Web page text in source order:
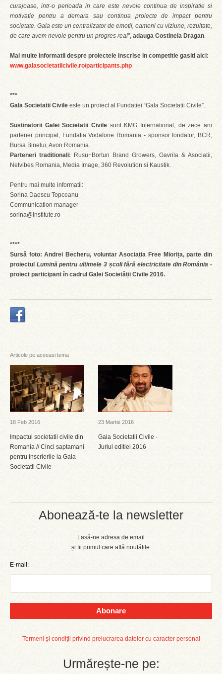
Abonează-te la newsletter
Lasă-ne adresa de email
și fii primul care află noutățile.
E-mail:
Abonare
Termeni și condiții privind prelucrarea datelor cu caracter personal
Urmărește-ne pe:
curajoase, intr-o perioada in care este nevoie continua de inspiratie si
motivatie pentru a demara sau continua proiecte de impact pentru
societate. Gala este un centralizator de emotii, oameni cu viziune, rezultate,
de care avem nevoie pentru un progres real”, adauga Costinela Dragan.
Mai multe informatii despre proiectele inscrise in competitie gasiti aici:
www.galasocietatiicivile.ro/participants.php
***
Gala Societatii Civile este un proiect al Fundatiei “Gala Societatii Civile”.
Sustinatorii Galei Societatii Civile sunt KMG International, de zece ani
partener principal, Fundatia Vodafone Romania - sponsor fondator, BCR,
Bursa Binelui, Avon Romania.
Parteneri traditionali: Rusu+Bortun Brand Growers, Gavrila & Asociatii,
Netvibes Romania, Media Image, 360 Revolution si Kaustik.
Pentru mai multe informatii:
Sorina Daescu Topceanu
Communication manager
sorina@institute.ro
****
Sursă foto: Andrei Becheru, voluntarAsociația Free Miorița, parte din
proiectul Lumină pentru ultimele 3 școli fără electricitate din România -
proiect participant în cadrul Galei Societății Civile 2016.
Articole pe aceeasi tema
18 Feb 2016
Impactul societatii civile din
Romania // Cinci saptamani
pentru inscrierile la Gala
Societatii Civile
23 Martie 2016
Gala Societatii Civile -
Juriul editiei 2016